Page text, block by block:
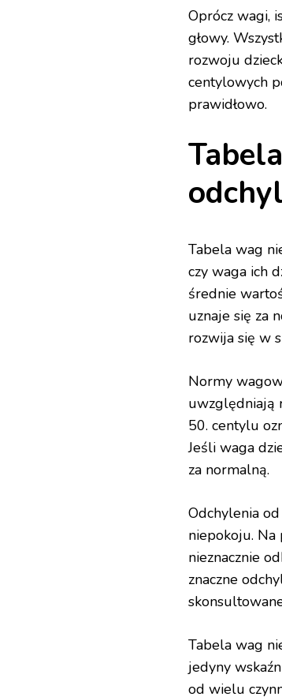
Oprócz wagi,
głowy.
rozwoju
centylowych
prawidłowo.
Tabela wag
czy waga ich
średnie
uznaje się za
rozwija się w
Normy
uwzględniają
50. centylu
Jeśli waga
za normalną.
Odchylenia
niepokoju. Na
nieznacznie
znaczne
Tabela wag
jedyny
od wielu